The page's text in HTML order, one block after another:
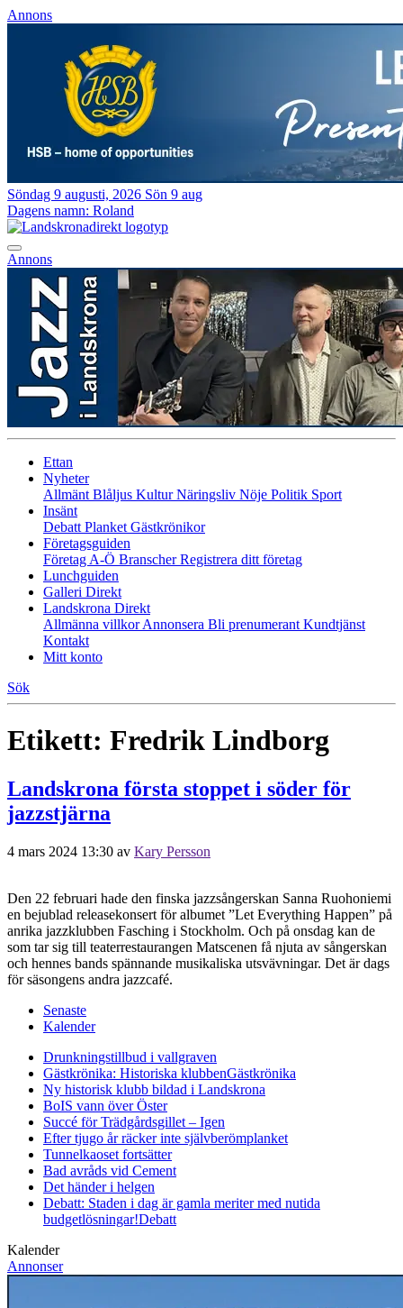
Annons
Söndag 9 augusti, 2026 Sön 9 aug
Dagens namn: Roland
Annons
Ettan
Nyheter
Allmänt Blåljus KulturNäringsliv Nöje Politik Sport
Insänt
Debatt Planket Gästkrönikor
Företagsguiden
Företag A-Ö BranscherRegistrera ditt företag
Lunchguiden
Galleri Direkt
Landskrona Direkt
Allmänna villkorAnnonsera Bli prenumerant Kundtjänst
Kontakt
Mitt konto
Sök
Etikett: Fredrik Lindborg
Landskrona första stoppet i söder för
jazzstjärna
4 mars 2024 13:30 av Kary Persson
Den 22 februari hade den finska jazzsångerskan Sanna Ruohoniemi
en bejublad releasekonsert för albumet ”Let Everything Happen” på
anrika jazzklubben Fasching i Stockholm. Och på onsdag kan de
som tar sig till teaterrestaurangen Matscenen få njuta av sångerskan
och hennes bands spännande musikaliska utsvävningar. Det är dags
för säsongens andra jazzcafé.
Senaste
Kalender
Drunkningstillbud i vallgraven
Gästkrönika: Historiska klubbenGästkrönika
Ny historisk klubb bildad i Landskrona
BoIS vann över Öster
Succé för Trädgårdsgillet – Igen
Efter tjugo år räcker inte självberömplanket
Tunnelkaoset fortsätter
Bad avråds vid Cement
Det händer i helgen
Debatt: Staden i dag är gamla meriter med nutida
budgetlösningar!Debatt
Kalender
Annonser